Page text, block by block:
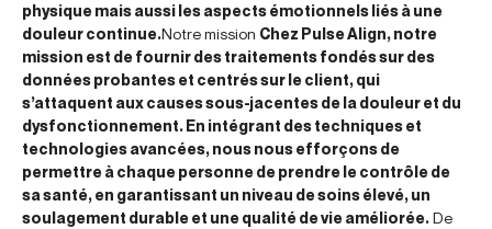
physique mais aussi les aspects émotionnels liés à une
douleur continue.Notre mission Chez Pulse Align, notre
mission est de fournir des traitements fondés sur des
données probantes et centrés sur le client, qui
s’attaquent aux causes sous-jacentes de la douleur et du
dysfonctionnement. En intégrant des techniques et
technologies avancées, nous nous efforçons de
permettre à chaque personne de prendre le contrôle de
sa santé, en garantissant un niveau de soins élevé, un
soulagement durable et une qualité de vie améliorée.De